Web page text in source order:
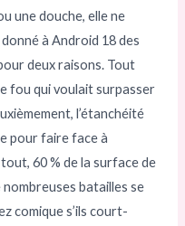
une douche, elle ne
à Android 18 des
deux raisons. Tout
fou qui voulait surpasser
l’étanchéité
pour faire face à
60 % de la surface de
batailles se
comique s’ils court-